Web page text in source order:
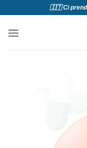
contenuti
🇮🇹 Ci